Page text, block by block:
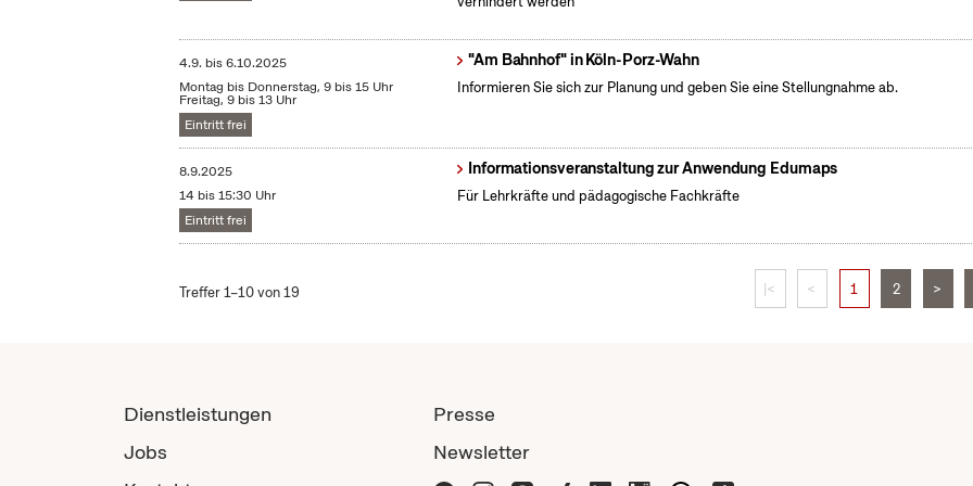
4.9. bis6.10.2025
Montag bis Donnerstag, 9 bis 15 Uhr
Freitag, 9 bis 13 Uhr
Eintritt frei
"Am Bahnhof" in Köln-Porz-Wahn
Informieren Sie sich zur Planung und geben Sie eine Stellungnahme ab.
8.9.2025
14 bis 15:30 Uhr
Eintritt frei
Informationsveranstaltung zur Anwendung Edumaps
Für Lehrkräfte und pädagogische Fachkräfte
Treffer 1–10 von 19 |< < 1 2 >
Dienstleistungen
Jobs
Presse
Newsletter